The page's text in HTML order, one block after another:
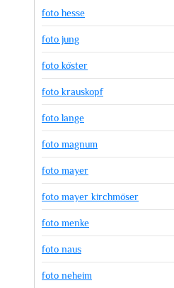
foto hesse
foto jung
foto köster
foto krauskopf
foto lange
foto magnum
foto mayer
foto mayer kirchmöser
foto menke
foto naus
foto neheim